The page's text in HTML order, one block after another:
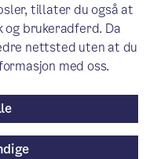
i Oslo
tilbud.
redusert
deler av
for detaljer.
tillater du også at
brukeradferd. Da
nettsted uten at du
med oss.